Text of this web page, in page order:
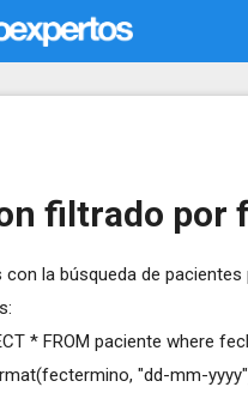
filtrado por
con la búsqueda de
* FROM paciente where
"dd-mm-